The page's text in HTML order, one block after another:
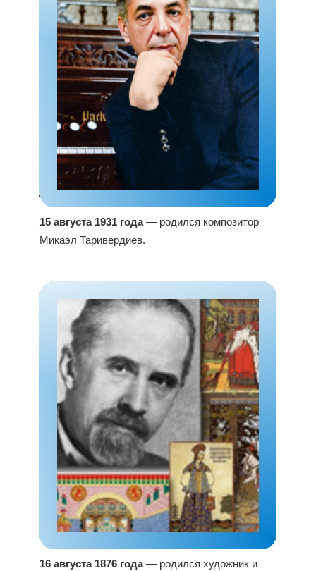
15 августа 1931 года— родился композитор
Микаэл Таривердиев.
16 августа 1876 года— родился художник и